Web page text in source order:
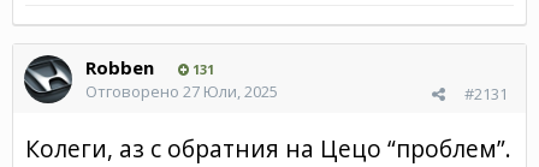
Robben 131
#2131
Отговорено 27 Юли, 2025
Колеги, аз с обратния на Цецо “проблем”.